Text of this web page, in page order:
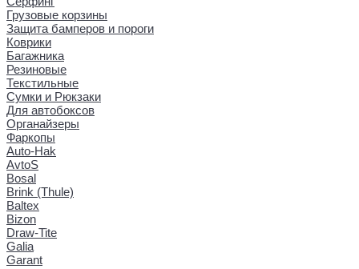
Грузовые корзины
Защита бамперов и пороги
Коврики
Багажника
Резиновые
Текстильные
Сумки и Рюкзаки
Для автобоксов
Органайзеры
Фаркопы
Auto-Hak
AvtoS
Bosal
Brink (Thule)
Baltex
Bizon
Draw-Tite
Galia
Garant